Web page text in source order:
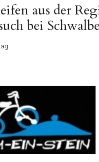
aus der
bei Schwalbe